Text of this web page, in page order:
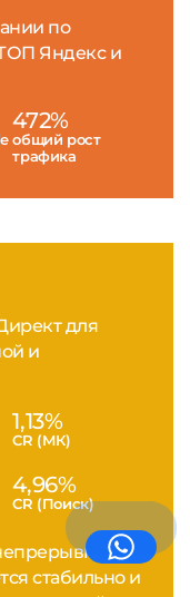
по
Яндекс и
472%
общий рост
трафика
для
и
1,13%
CR (МК)
4,96%
CR (Поиск)
стабильно и